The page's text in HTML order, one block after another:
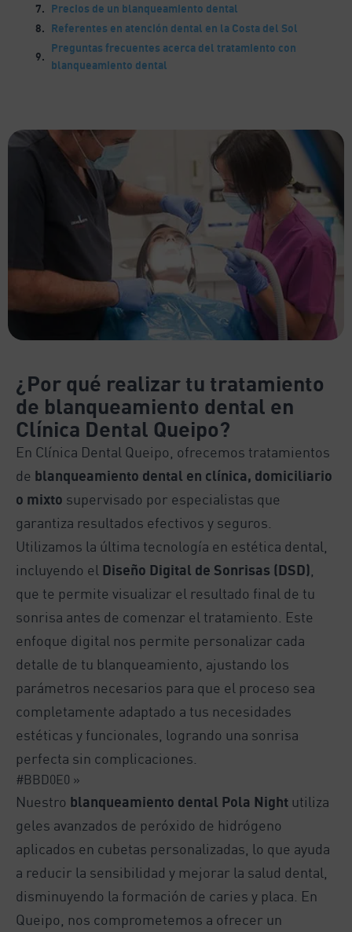
Precios de un blanqueamiento dental
Referentes en atención dental en la Costa del Sol
Preguntas frecuentes acerca del tratamiento con
blanqueamiento dental
¿Por qué realizar tu tratamiento
de blanqueamiento dental en
Clínica Dental Queipo?
En Clínica Dental Queipo, ofrecemos tratamientos
de blanqueamiento dental en clínica, domiciliario
o mixto supervisado por especialistas que
garantiza resultados efectivos y seguros.
Utilizamos la última tecnología en estética dental,
incluyendo el Diseño Digital de Sonrisas (DSD)
que te permite visualizar el resultado final de tu
sonrisa antes de comenzar el tratamiento. Este
enfoque digital nos permite personalizar cada
detalle de tu blanqueamiento, ajustando los
parámetros necesarios para que el proceso sea
completamente adaptado a tus necesidades
estéticas y funcionales, logrando una sonrisa
perfecta sin complicaciones.
#BBD0E0 »
Nuestro blanqueamiento dental Pola Night utiliza
geles avanzados de peróxido de hidrógeno
aplicados en cubetas personalizadas, lo que ayuda
a reducir la sensibilidad y mejorar la salud dental,
disminuyendo la formación de caries y placa. En
Queipo, nos comprometemos a ofrecer un